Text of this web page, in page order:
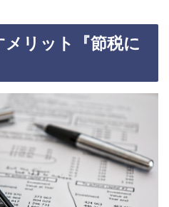
リット『節税に